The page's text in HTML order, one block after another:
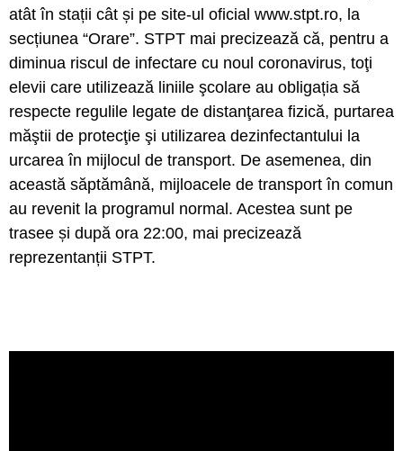
atât în stații cât și pe site-ul oficial www.stpt.ro, la
secțiunea “Orare”. STPT mai precizează că, pentru a
diminua riscul de infectare cu noul coronavirus, toţi
elevii care utilizează liniile şcolare au obligația să
respecte regulile legate de distanţarea fizică, purtarea
măştii de protecţie şi utilizarea dezinfectantului la
urcarea în mijlocul de transport. De asemenea, din
această săptămână, mijloacele de transport în comun
au revenit la programul normal. Acestea sunt pe
trasee și după ora 22:00, mai precizează
reprezentanții STPT.